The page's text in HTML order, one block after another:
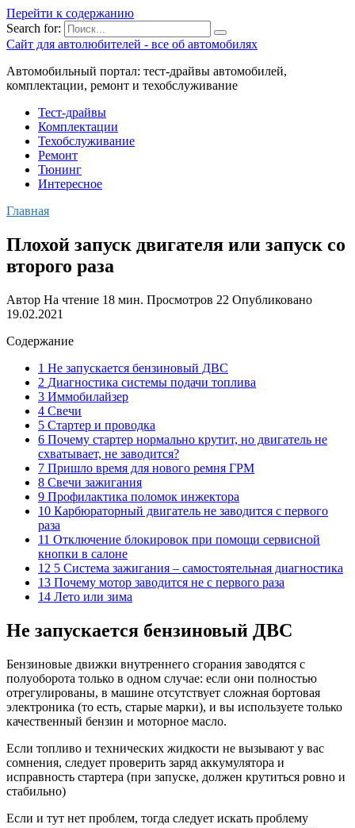
Перейти к содержанию
Search for:
Сайт для автолюбителей - все об автомобилях
Автомобильный портал: тест-драйвы автомобилей,
комплектации, ремонт и техобслуживание
Тест-драйвы
Комплектации
Техобслуживание
Ремонт
Тюнинг
Интересное
Главная
Плохой запуск двигателя или запуск со
второго раза
Автор На чтение 18 мин. Просмотров 22 Опубликовано
19.02.2021
Содержание
1 Не запускается бензиновый ДВС
2 Диагностика системы подачи топлива
3 Иммобилайзер
4 Свечи
5 Стартер и проводка
6 Почему стартер нормально крутит, но двигатель не
схватывает, не заводится?
7 Пришло время для нового ремня ГРМ
8 Свечи зажигания
9 Профилактика поломок инжектора
10 Карбюраторный двигатель не заводится с первого
раза
11 Отключение блокировок при помощи сервисной
кнопки в салоне
12 5 Система зажигания – самостоятельная диагностика
13 Почему мотор заводится не с первого раза
14 Лето или зима
Не запускается бензиновый ДВС
Бензиновые движки внутреннего сгорания заводятся с
полуоборота только в одном случае: если они полностью
отрегулированы, в машине отсутствует сложная бортовая
электроника (то есть, старые марки), и вы используете только
качественный бензин и моторное масло.
Если топливо и технических жидкости не вызывают у вас
сомнения, следует проверить заряд аккумулятора и
исправность стартера (при запуске, должен крутиться ровно и
стабильно)
Если и тут нет проблем, тогда следует искать проблему